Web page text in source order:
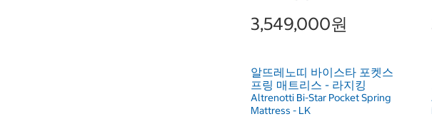
3,549,000원
알뜨레노띠 바이스타 포켓스
프링 매트리스 - 라지킹
Altrenotti Bi-Star Pocket Spring
Mattress - LK